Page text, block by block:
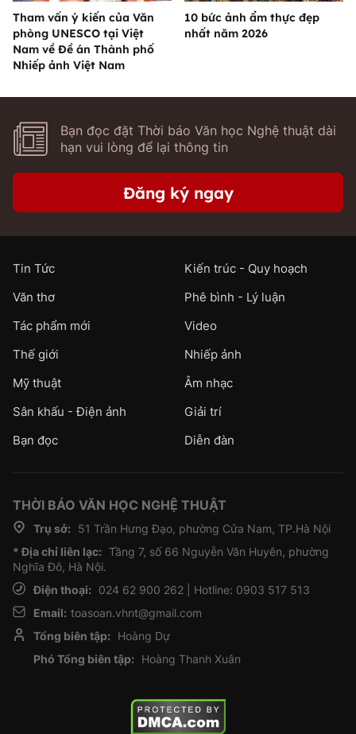
Tham vấn ý kiến của Văn
phòng UNESCO tại Việt
Nam về Đề án Thành phố
Nhiếp ảnh Việt Nam
10 bức ảnh ẩm thực đẹp
nhất năm 2026
Bạn đọc đặt Thời báo Văn học Nghệ thuật dài
hạn vui lòng để lại thông tin
Đăng ký ngay
Tin Tức
Kiến trúc - Quy hoạch
Văn thơ
Phê bình - Lý luận
Tác phẩm mới
Video
Thế giới
Nhiếp ảnh
Mỹ thuật
Âm nhạc
Sân khấu - Điện ảnh
Giải trí
Bạn đọc
Diễn đàn
THỜI BÁO VĂN HỌC NGHỆ THUẬT
Trụ sở:
51 Trần Hưng Đạo, phường Cửa Nam, TP.Hà Nội
* Địa chỉ liên lạc: Tầng 7, số 66 Nguyễn Văn Huyên, phường
Nghĩa Đô, Hà Nội.
Điện thoại:
024 62 900 262 | Hotline: 0903 517 513
Email: toasoan.vhnt@gmail.com
Tổng biên tập:
Hoàng Dự
Phó Tổng biên tập:
Hoàng Thanh Xuân